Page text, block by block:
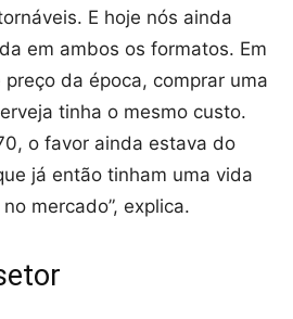
E hoje nós ainda
em ambos os formatos. Em
da época, comprar uma
tinha o mesmo custo.
o favor ainda estava do
já então tinham uma vida
mercado”, explica.